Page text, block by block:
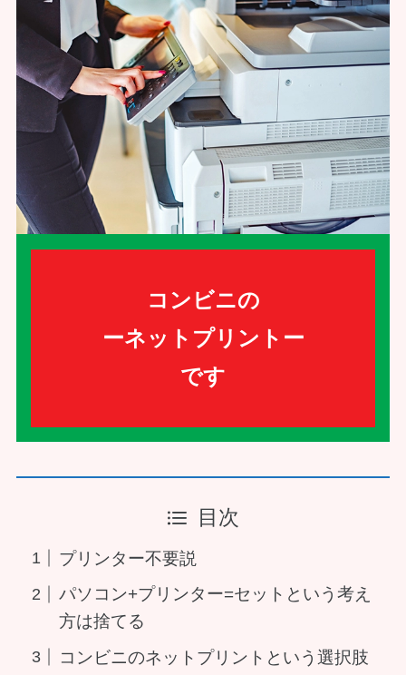
コンビニの
ーネットプリントー
です
目次
プリンター不要説
パソコン+プリンター=セットという考え
方は捨てる
コンビニのネットプリントという選択肢